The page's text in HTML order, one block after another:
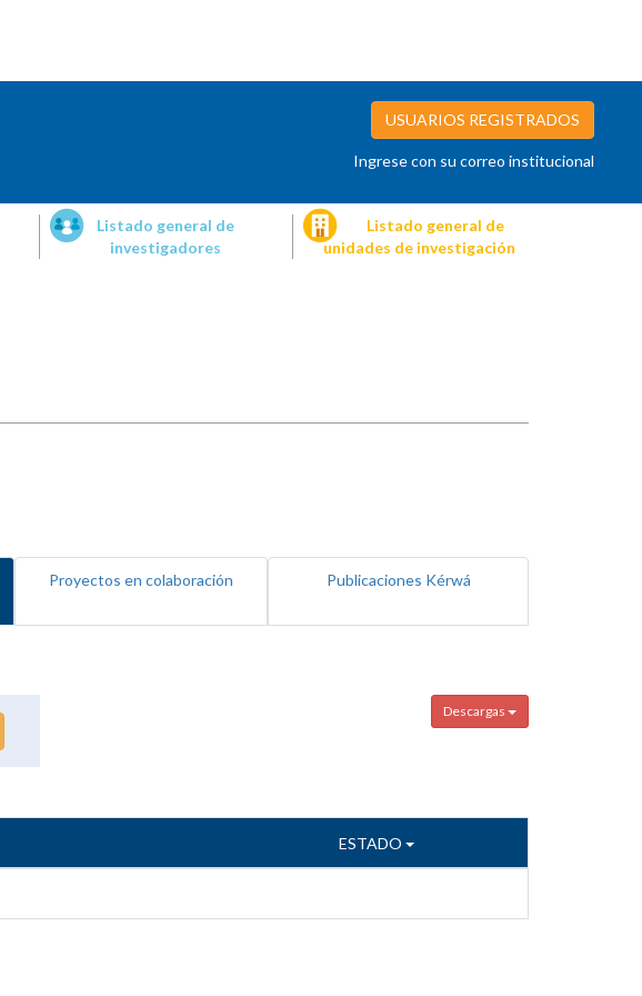
USUARIOS REGISTRADOS
Ingrese con su correo institucional
Listado general de
investigadores
Listado general de
unidades de investigación
Proyectos en colaboración Publicaciones Kérwá
Descargas
ESTADO